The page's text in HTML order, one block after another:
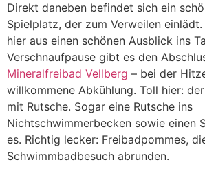
Direkt daneben befindet sich ein
Spielplatz, der zum Verweilen
hier aus einen schönen Ausblick ins
Verschnaufpause gibt es den
Mineralfreibad Vellberg – bei der
willkommene Abkühlung. Toll hier:
mit Rutsche. Sogar eine Rutsche ins
Nichtschwimmerbecken sowie einen
es. Richtig lecker: Freibadpommes,
Schwimmbadbesuch abrunden.